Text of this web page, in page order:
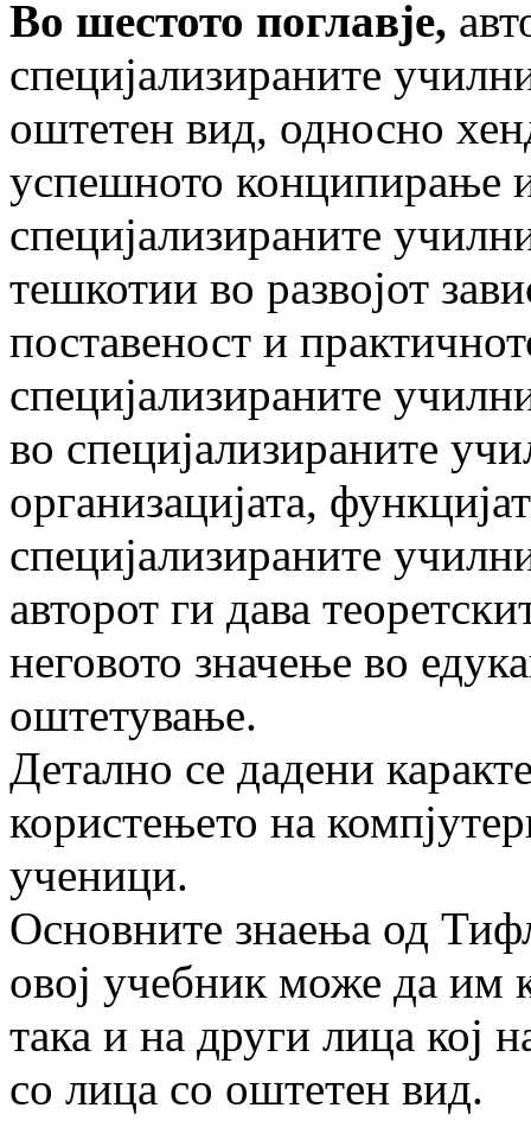
Во шестото поглавје,
специјализираните
оштетен вид, односно
успешното конципирање
специјализираните
тешкотии во развојот
поставеност и
специјализираните
во специјализираните
организацијата,
специјализираните
авторот ги дава
неговото значење во
оштетување.
Детално се дадени
користењето на
ученици.
Основните знаења од
овој учебник може да им
така и на други лица кој
со лица со оштетен вид.